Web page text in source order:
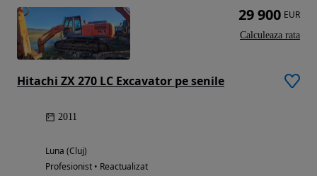
Hitachi ZX 270 LC Excavator pe senile
2011
Luna (Cluj)
Profesionist • Reactualizat
29 900 EUR
Calculeaza rata